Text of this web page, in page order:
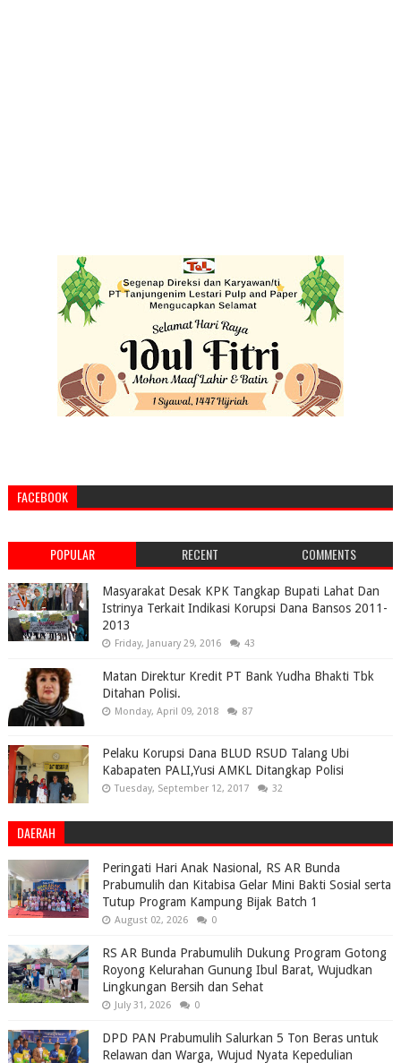
FACEBOOK
POPULAR RECENT COMMENTS
Masyarakat Desak KPK Tangkap Bupati Lahat Dan
Istrinya Terkait Indikasi Korupsi Dana Bansos 2011-
2013
Friday, January 29, 2016 43
Matan Direktur Kredit PT Bank Yudha Bhakti Tbk
Ditahan Polisi.
Monday, April 09, 2018 87
Pelaku Korupsi Dana BLUD RSUD Talang Ubi
Kabapaten PALI,Yusi AMKL Ditangkap Polisi
Tuesday, September 12, 2017 32
DAERAH
Peringati Hari Anak Nasional, RS AR Bunda
Prabumulih dan Kitabisa Gelar Mini Bakti Sosial serta
Tutup Program Kampung Bijak Batch 1
August 02, 2026 0
RS AR Bunda Prabumulih Dukung Program Gotong
Royong Kelurahan Gunung Ibul Barat, Wujudkan
Lingkungan Bersih dan Sehat
July 31, 2026 0
DPD PAN Prabumulih Salurkan 5 Ton Beras untuk
Relawan dan Warga, Wujud Nyata Kepedulian